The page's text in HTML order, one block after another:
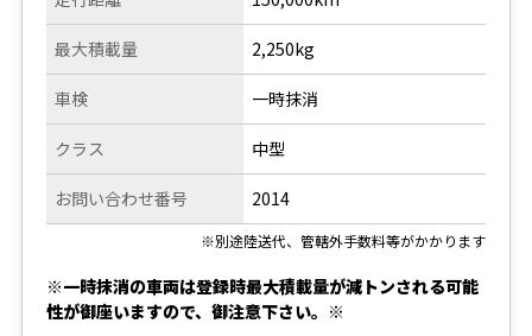
最大積載量
車検
クラス
お問い合わせ番号
2,250kg
一時抹消
中型
2014
※別途陸送代、管轄外手数料等がかかります
※一時抹消の車両は登録時最大積載量が減トンされる可能
性が御座いますので、御注意下さい。※